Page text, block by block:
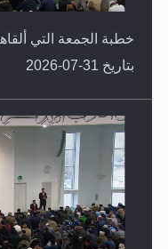
خطبة الجمعة التي
بتاريخ 31-07-2026